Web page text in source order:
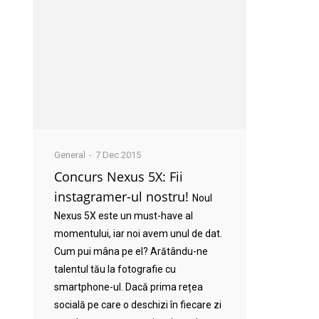
General 7 Dec 2015
Concurs Nexus 5X: Fii
instagramer-ul nostru! Noul
Nexus 5X este un must-have al
momentului, iar noi avem unul de dat.
Cum pui mâna pe el? Arătându-ne
talentul tău la fotografie cu
smartphone-ul. Dacă prima rețea
socială pe care o deschizi în fiecare zi